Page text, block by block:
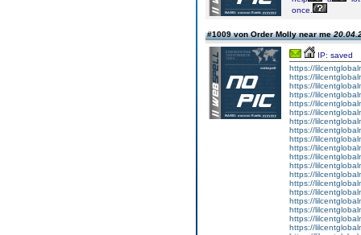
once.
#1009 von Order Molly near me
IP: saved
https://
https://
https://
https://
https://
https://
https://
https://
https://
https://
https://
https://
https://
https://
https://
https://
https://
https://
https://